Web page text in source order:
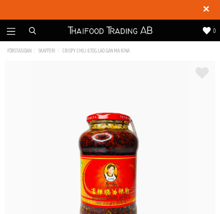
✕
0
FÖRSTASIDAN SKAFFERI CRISPY CHILI 670G LAO GAN MA KINA